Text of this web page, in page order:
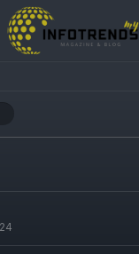
da Literacia